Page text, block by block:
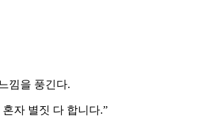
낌을 풍긴다.
자 별짓 다 합니다.”